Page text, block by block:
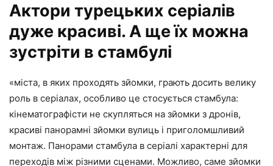
Актори турецьких серіалів
дуже красиві. А ще їх можна
зустріти в стамбулі
«міста, в яких проходять зйомки, грають досить велику
роль в серіалах, особливо це стосується стамбула:
кінематографісти не скупляться на зйомки з дронів,
красиві панорамні зйомки вулиць і приголомшливий
монтаж. Панорами стамбула в серіалі характерні для
переходів між різними сценами. Можливо, саме зйомки